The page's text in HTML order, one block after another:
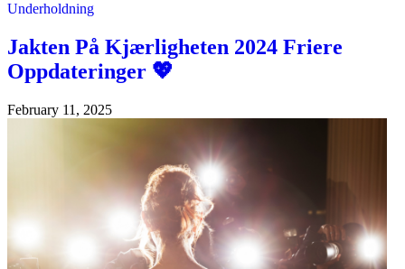
Underholdning
Jakten På Kjærligheten 2024 Friere
Oppdateringer 💖
February 11, 2025